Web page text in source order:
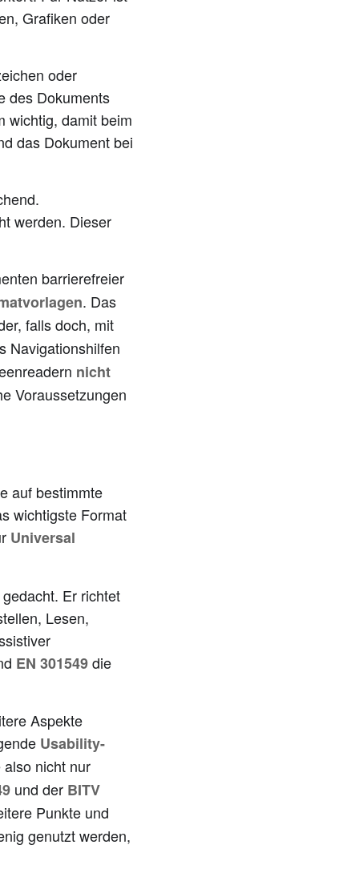
Grafiken oder
oder
des Dokuments
wichtig, damit beim
das Dokument bei
werden. Dieser
barrierefreier
. Das
falls doch, mit
Navigationshilfen
nicht
Voraussetzungen
auf bestimmte
wichtigste Format
Universal
Er richtet
Lesen,
EN 301549die
Aspekte
Usability-
nicht nur
und der BITV
Punkte und
genutzt werden,